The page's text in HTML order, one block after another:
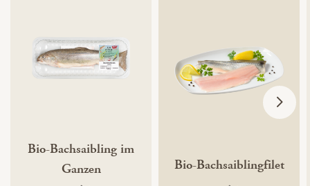
Bio-Bachsaibling im
Ganzen
Bio-Bachsaiblingfilet